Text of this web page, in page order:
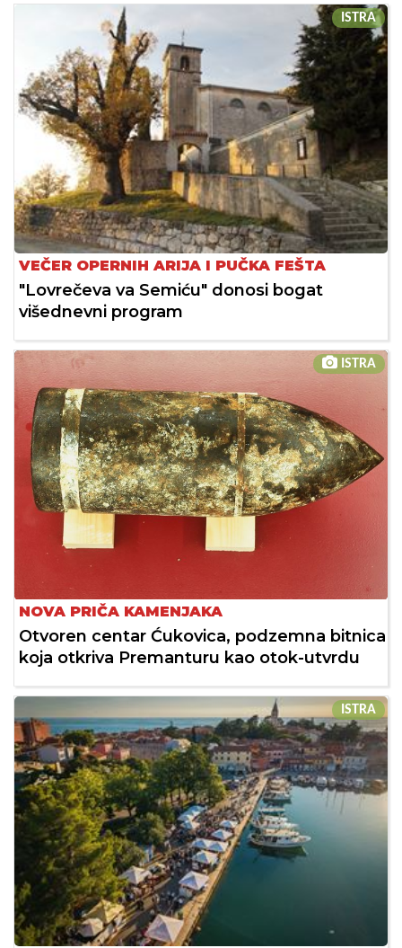
ISTRA
VEČER OPERNIH ARIJA I PUČKA FEŠTA
"Lovrečeva va Semiću" donosi bogat
višednevni program
ISTRA
NOVA PRIČA KAMENJAKA
Otvoren centar Ćukovica, podzemna bitnica
koja otkriva Premanturu kao otok-utvrdu
ISTRA